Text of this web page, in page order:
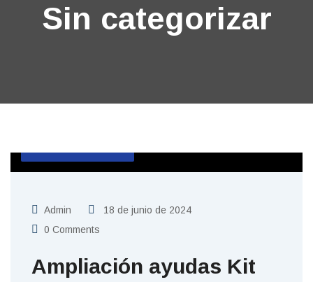
Sin categorizar
Admin
18 de junio de 2024
0 Comments
Ampliación ayudas Kit